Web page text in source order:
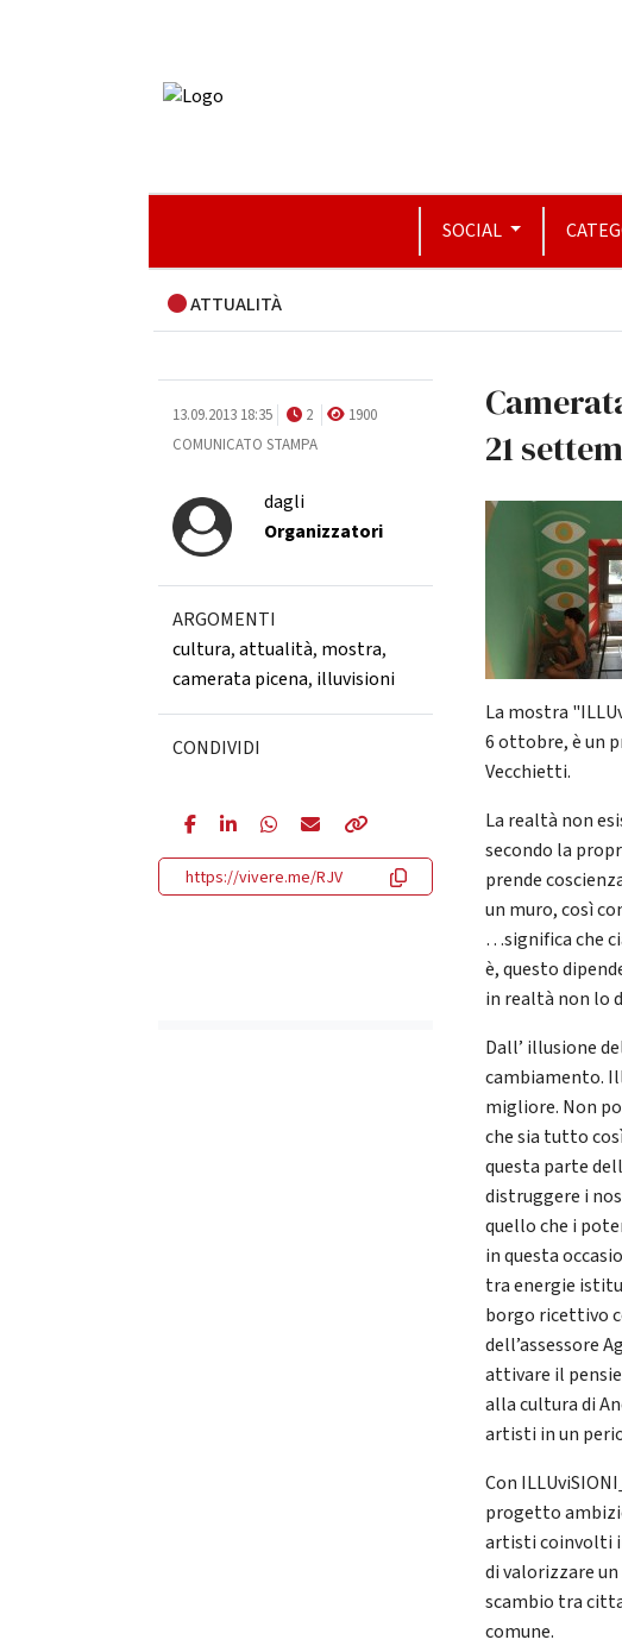
SOCIAL
ATTUALITÀ
13.09.2013 18:35 2
1900
COMUNICATO STAMPA
dagli
Organizzatori
ARGOMENTI
cultura,attualità, mostra,
camerata picena, illuvisioni
CONDIVIDI
https://vivere.me/RJV
21
La mostra
6 ottobre, è un
Vecchietti.
La realtà non
secondo la
prende
un muro, così
…significa che
è, questo
in realtà non lo
Dall’ illusione
cambiamento.
migliore. Non
che sia tutto
questa parte
distruggere i
quello che i
in questa
tra energie
borgo ricettivo
dell’assessore
attivare il
alla cultura di
artisti in un
Con
progetto
artisti coinvolti
di valorizzare
scambio tra
comune.